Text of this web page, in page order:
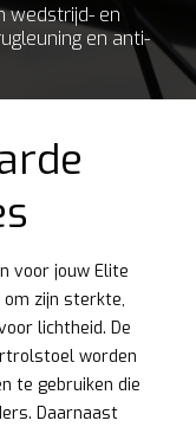
wedstrijd- en
en anti-
voor jouw Elite
zijn sterkte,
lichtheid. De
worden
te gebruiken die
Daarnaast